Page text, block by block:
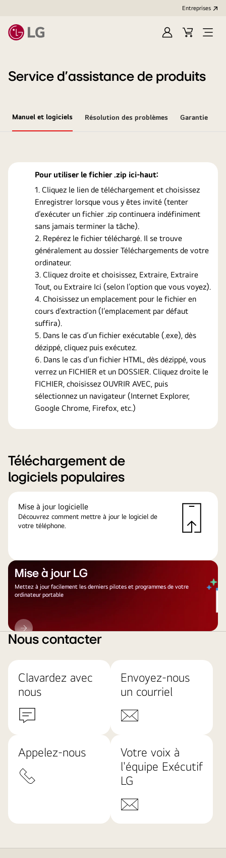
Entreprises​
OuvrirCart
Open
Service d’assistance de produits
Manuel et logiciels Résolution des problèmes Garantie
Pour utiliser le fichier .zip ici-haut:
Cliquez le lien de téléchargement et choisissez
Enregistrer lorsque vous y êtes invité (tenter
d’exécuter un fichier .zip continuera indéfiniment
sans jamais terminer la tâche).
Repérez le fichier téléchargé. Il se trouve
généralement au dossier Téléchargements de votre
ordinateur.
Cliquez droite et choisissez, Extraire, Extraire
Tout, ou Extraire Ici (selon l’option que vous voyez).
Choisissez un emplacement pour le fichier en
cours d’extraction (l’emplacement par défaut
suffira).
Dans le cas d’un fichier exécutable (.exe), dès
dézippé, cliquez puis exécutez.
Dans le cas d’un fichier HTML, dès dézippé, vous
verrez un FICHIER et un DOSSIER. Cliquez droite le
FICHIER, choisissez OUVRIR AVEC, puis
sélectionnez un navigateur (Internet Explorer,
Google Chrome, Firefox, etc.)
Téléchargement de
logiciels populaires
Mise à jour logicielle
Découvrez comment mettre à jour le logiciel de
votre téléphone.
Mise à jour LG
Mettez à jour facilement les derniers pilotes et programmes de votre
ordinateur portable
Mise
à
LG
Nous contacter
Clavardez avec
nous
Envoyez-nous
un courriel
Appelez-nous
Votre voix à
l'équipe Exécutif
LG